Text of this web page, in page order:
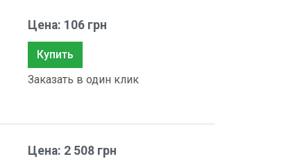
Цена: 106 грн
Купить
Заказать в один клик
Цена: 2 508 грн